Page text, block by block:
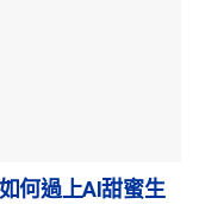
何過上AI甜蜜生